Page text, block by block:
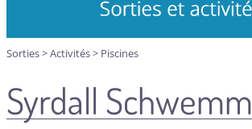
Sorties>Activités> Piscines
Syrdall Schwemm